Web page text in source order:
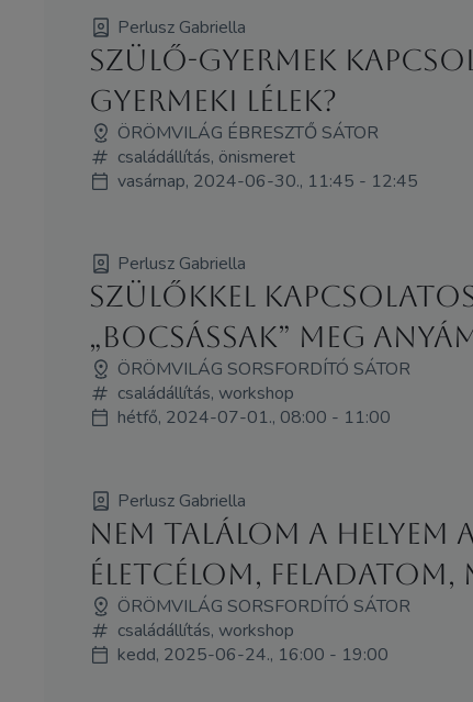
Perlusz Gabriella
Szülő-gyermek
gyermeki lélek?
ÖRÖMVILÁG ÉBRESZTŐ SÁTOR
családállítás, önismeret
vasárnap, 2024-06-30., 11:45 - 12:45
Perlusz Gabriella
Szülőkkel
„bocsássak” meg
ÖRÖMVILÁG SORSFORDÍTÓ SÁTOR
családállítás, workshop
hétfő, 2024-07-01., 08:00 - 11:00
Perlusz Gabriella
Nem találom a
életcélom, feladatom,
ÖRÖMVILÁG SORSFORDÍTÓ SÁTOR
családállítás, workshop
kedd, 2025-06-24., 16:00 - 19:00